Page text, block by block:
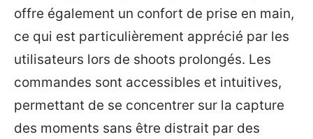
offre également un confort de prise en main,
ce qui est particulièrement apprécié par les
utilisateurs lors de shoots prolongés. Les
commandes sont accessibles et intuitives,
permettant de se concentrer sur la capture
des moments sans être distrait par des